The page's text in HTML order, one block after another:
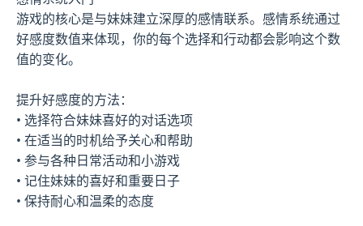
游戏的核心是与妹妹建立深厚的感情联系。感情系统通过
好感度数值来体现，你的每个选择和行动都会影响这个数
值的变化。
提升好感度的方法：
• 选择符合妹妹喜好的对话选项
• 在适当的时机给予关心和帮助
• 参与各种日常活动和小游戏
• 记住妹妹的喜好和重要日子
• 保持耐心和温柔的态度